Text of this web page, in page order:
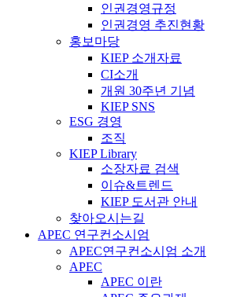
인권경영규정
인권경영 추진현황
홍보마당
KIEP 소개자료
CI소개
개원 30주년 기념
KIEP SNS
ESG 경영
조직
KIEP Library
소장자료 검색
이슈&트렌드
KIEP 도서관 안내
찾아오시는길
APEC 연구컨소시엄
APEC연구컨소시엄 소개
APEC
APEC 이란